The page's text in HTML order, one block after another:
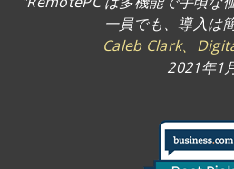
一員でも、導入は
Caleb Clark、
2021年1